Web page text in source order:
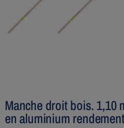
Manche droit bois. 1,10
en aluminium